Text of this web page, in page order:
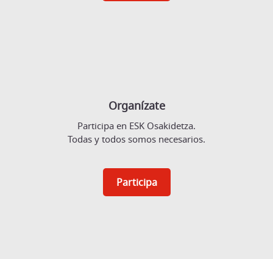
Organízate
Participa en ESK Osakidetza.
Todas y todos somos necesarios.
Participa